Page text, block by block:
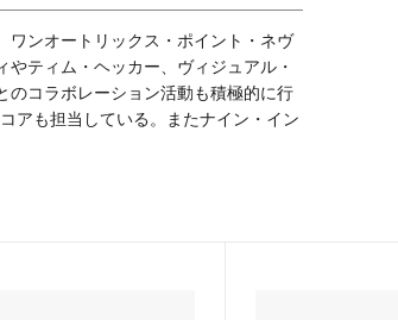
ワンオートリックス・ポイント・ネヴ
ティム・ヘッカー、ヴィジュアル・
のコラボレーション活動も積極的に行
アも担当している。またナイン・イン